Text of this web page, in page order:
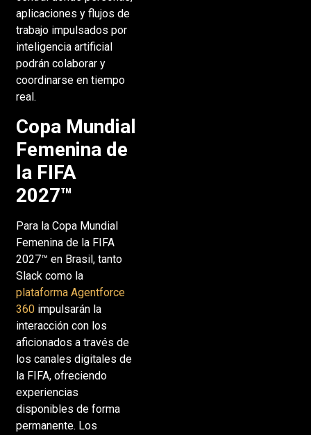
aplicaciones y flujos de
trabajo impulsados por
inteligencia artificial
podrán colaborar y
coordinarse en tiempo
real.
Copa Mundial
Femenina de
la FIFA
2027™
Para la Copa Mundial
Femenina de la FIFA
2027™ en Brasil, tanto
Slack como la
plataforma Agentforce
360impulsarán la
interacción con los
aficionados a través de
los canales digitales de
la FIFA, ofreciendo
experiencias
disponibles de forma
permanente. Los